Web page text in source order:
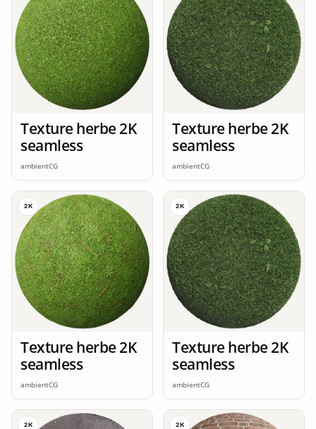
Texture herbe 2K
seamless
ambientCG
Texture herbe 2K
seamless
ambientCG
2K
Texture herbe 2K
seamless
ambientCG
2K
Texture herbe 2K
seamless
ambientCG
2K 2K